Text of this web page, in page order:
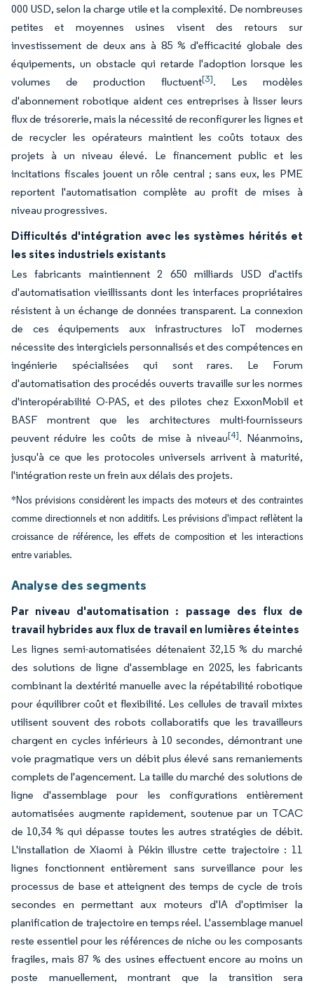
000 USD, selon la charge utile et la complexité. De nombreuses
petites et moyennes usines visent des retours sur
investissement de deux ans à 85 % d'efficacité globale des
équipements, un obstacle qui retarde l'adoption lorsque les
volumes de production fluctuent[3]. Les modèles
d'abonnement robotique aident ces entreprises à lisser leurs
flux de trésorerie, mais la nécessité de reconfigurer les lignes et
de recycler les opérateurs maintient les coûts totaux des
projets à un niveau élevé. Le financement public et les
incitations fiscales jouent un rôle central ; sans eux, les PME
reportent l'automatisation complète au profit de mises à
niveau progressives.
Difficultés d'intégration avec les systèmes hérités et
les sites industriels existants
Les fabricants maintiennent 2 650 milliards USD d'actifs
d'automatisation vieillissants dont les interfaces propriétaires
résistent à un échange de données transparent. La connexion
de ces équipements aux infrastructures IoT modernes
nécessite des intergiciels personnalisés et des compétences en
ingénierie spécialisées qui sont rares. Le Forum
d'automatisation des procédés ouverts travaille sur les normes
d'interopérabilité O-PAS, et des pilotes chez ExxonMobil et
BASF montrent que les architectures multi-fournisseurs
peuvent réduire les coûts de mise à niveau[4]. Néanmoins,
jusqu'à ce que les protocoles universels arrivent à maturité,
l'intégration reste un frein aux délais des projets.
*Nos prévisions considèrent les impacts des moteurs et des contraintes
comme directionnels et non additifs. Les prévisions d'impact reflètent la
croissance de référence, les effets de composition et les interactions
entre variables.
Analyse des segments
Par niveau d'automatisation : passage des flux de
travail hybrides aux flux de travail en lumières éteintes
Les lignes semi-automatisées détenaient 32,15 % du marché
des solutions de ligne d'assemblage en 2025, les fabricants
combinant la dextérité manuelle avec la répétabilité robotique
pour équilibrer coût et flexibilité. Les cellules de travail mixtes
utilisent souvent des robots collaboratifs que les travailleurs
chargent en cycles inférieurs à 10 secondes, démontrant une
voie pragmatique vers un débit plus élevé sans remaniements
complets de l'agencement. La taille du marché des solutions de
ligne d'assemblage pour les configurations entièrement
automatisées augmente rapidement, soutenue par un TCAC
de 10,34 % qui dépasse toutes les autres stratégies de débit.
L'installation de Xiaomi à Pékin illustre cette trajectoire : 11
lignes fonctionnent entièrement sans surveillance pour les
processus de base et atteignent des temps de cycle de trois
secondes en permettant aux moteurs d'IA d'optimiser la
planification de trajectoire en temps réel. L'assemblage manuel
reste essentiel pour les références de niche ou les composants
fragiles, mais 87 % des usines effectuent encore au moins un
poste manuellement, montrant que la transition sera